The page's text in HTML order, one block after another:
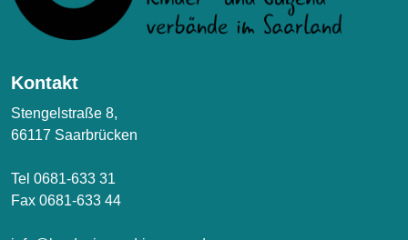
Kontakt
Stengelstraße 8,
66117 Saarbrücken
Tel 0681-633 31
Fax 0681-633 44